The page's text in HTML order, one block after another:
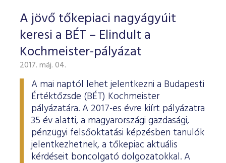
A jövő tőkepiaci nagyágyúit
keresi a BÉT – Elindult a
Kochmeister-pályázat
2017. máj. 04.
A mai naptól lehet jelentkezni a Budapesti
Értéktőzsde (BÉT) Kochmeister
pályázatára. A 2017-es évre kiírt pályázatra
35 év alatti, a magyarországi gazdasági,
pénzügyi felsőoktatási képzésben tanulók
jelentkezhetnek, a tőkepiac aktuális
kérdéseit boncolgató dolgozatokkal. A